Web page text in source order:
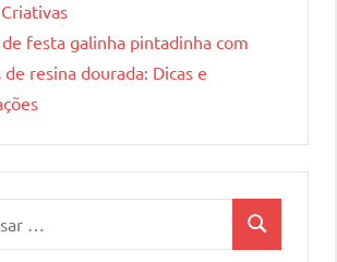
festa galinha pintadinha com
de resina dourada: Dicas e
Pesquisa